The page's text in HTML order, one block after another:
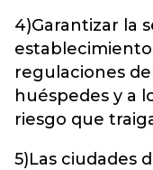
4)Garantizar la
regulaciones
huéspedes y a
riesgo que
5)Las ciudades